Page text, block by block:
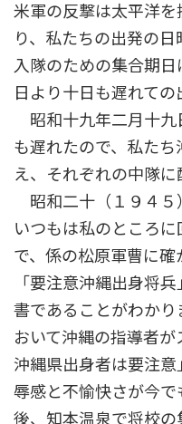
米軍の反撃は太平洋
り、私たちの出発の日
入隊のための集合期
日より十日も遅れて
昭和十九年二月十九
も遅れたので、私た
え、それぞれの中隊
昭和二十（１９４５
いつもは私のところ
で、係の松原軍曹に確
「要注意沖縄出身将
書であることがわか
おいて沖縄の指導者が
沖縄県出身者は要注
辱感と不愉快さが今で
後、知本温泉で将校